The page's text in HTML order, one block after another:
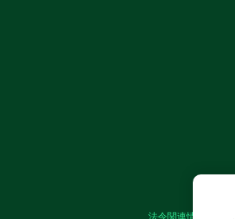
法令関連情報